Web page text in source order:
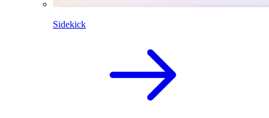
Sidekick